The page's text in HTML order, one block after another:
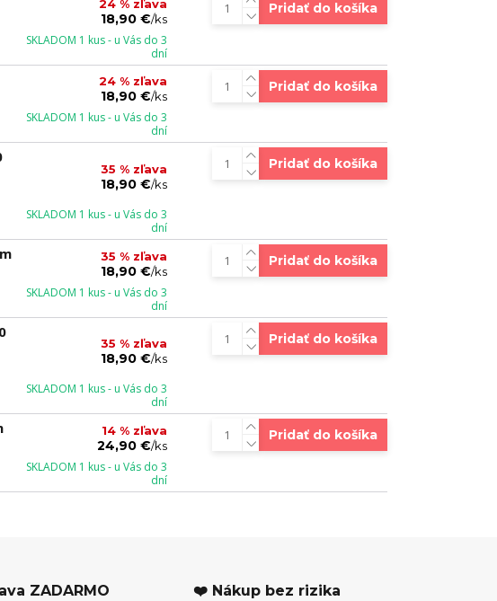
24 % zľava
18,90 €/ks
SKLADOM 1 kus - u Vás do 3
dní
Pridať do košíka
24 % zľava
18,90 €/ks
SKLADOM 1 kus - u Vás do 3
dní
Pridať do košíka
35 % zľava
18,90 €/ks
SKLADOM 1 kus - u Vás do 3
dní
Pridať do košíka
35 % zľava
18,90 €/ks
SKLADOM 1 kus - u Vás do 3
dní
Pridať do košíka
35 % zľava
18,90 €/ks
SKLADOM 1 kus - u Vás do 3
dní
Pridať do košíka
14 % zľava
24,90 €/ks
SKLADOM 1 kus - u Vás do 3
dní
Pridať do košíka
ZADARMO
❤️ Nákup bez rizika